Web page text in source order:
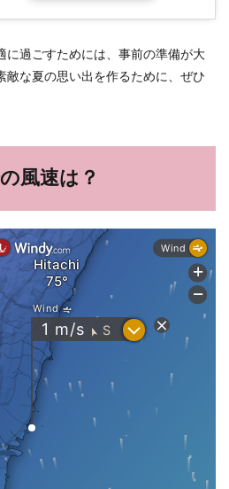
に過ごすためには、事前の準備が大
敵な夏の思い出を作るために、ぜひ
風速は？